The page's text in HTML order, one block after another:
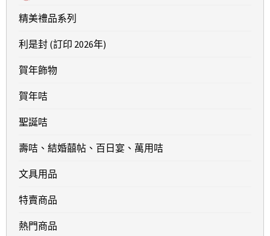
精美禮品系列
利是封 (訂印 2026年)
賀年飾物
賀年咭
聖誕咭
壽咭、結婚囍帖、百日宴、萬用咭
文具用品
特賣商品
熱門商品